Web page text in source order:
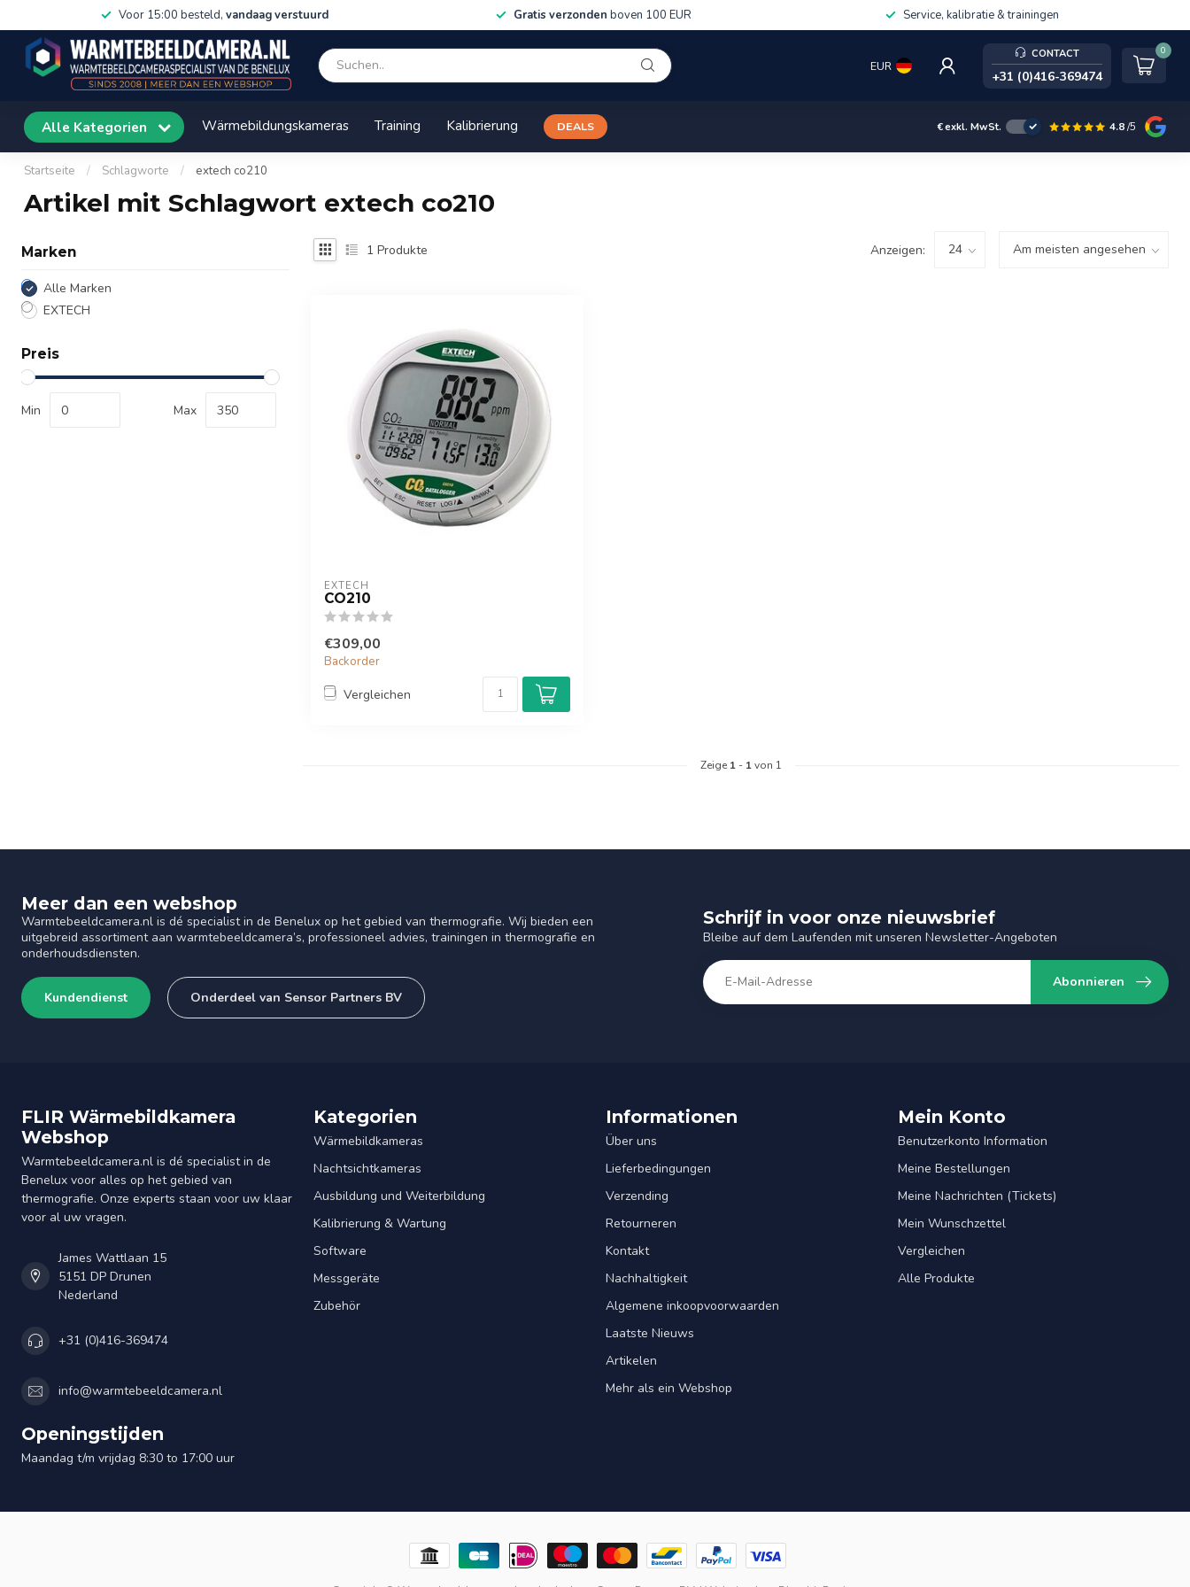
Voor 15:00 besteld, vandaag verstuurd Gratis verzonden boven 100 EUR Service, kalibratie & trainingen
EUR
CONTACT
+31 (0)416-369474
0
Alle Kategorien Wärmebildungskameras Training Kalibrierung DEALS €exkl. MwSt. 4.8/5
Startseite / Schlagworte / extech co210
Artikel mit Schlagwort extech co210
Marken
Alle Marken
EXTECH
Preis
Min Max
1 Produkte Anzeigen:
EXTECH
CO210
€309,00
Backorder
Vergleichen
Zeige 1 - 1von 1
Meer dan een webshop
Warmtebeeldcamera.nl is dé specialist in de Benelux op het gebied van thermografie. Wij bieden een
uitgebreid assortiment aan warmtebeeldcamera’s, professioneel advies, trainingen in thermografie en
onderhoudsdiensten.
Kundendienst Onderdeel van Sensor Partners BV
Schrijf in voor onze nieuwsbrief
Bleibe auf dem Laufenden mit unseren Newsletter-Angeboten
Abonnieren
FLIR Wärmebildkamera
Webshop
Warmtebeeldcamera.nl is dé specialist in de
Benelux voor alles op het gebied van
thermografie. Onze experts staan voor uw klaar
voor al uw vragen.
James Wattlaan 15
5151 DP Drunen
Nederland
+31 (0)416-369474
info@warmtebeeldcamera.nl
Openingstijden
Maandag t/m vrijdag 8:30 to 17:00 uur
Kategorien
Wärmebildkameras
Nachtsichtkameras
Ausbildung und Weiterbildung
Kalibrierung & Wartung
Software
Messgeräte
Zubehör
Informationen
Über uns
Lieferbedingungen
Verzending
Retourneren
Kontakt
Nachhaltigkeit
Algemene inkoopvoorwaarden
Laatste Nieuws
Artikelen
Mehr als ein Webshop
Mein Konto
Benutzerkonto Information
Meine Bestellungen
Meine Nachrichten (Tickets)
Mein Wunschzettel
Vergleichen
Alle Produkte